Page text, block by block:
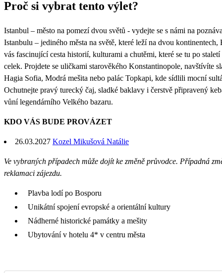
Proč si vybrat tento výlet?
Istanbul – město na pomezí dvou světů - vydejte se s námi na
Istanbulu – jediného města na světě, které leží na dvou
vás fascinující cesta historií, kulturami a chutěmi, které se tu po
celek. Projdete se uličkami starověkého Konstantinopole, navštívíte
Hagia Sofia, Modrá mešita nebo palác Topkapi, kde sídlili mocní
Ochutnejte pravý turecký čaj, sladké baklavy i čerstvě připravený
vůní legendárního Velkého bazaru.
KDO VÁS BUDE PROVÁZET
26.03.2027 Kozel Mikušová Natálie
Ve vybraných případech může dojít ke změně průvodce. Případná
reklamaci zájezdu.
Plavba lodí po Bosporu
Unikátní spojení evropské a orientální kultury
Nádherné historické památky a mešity
Ubytování v hotelu 4* v centru města